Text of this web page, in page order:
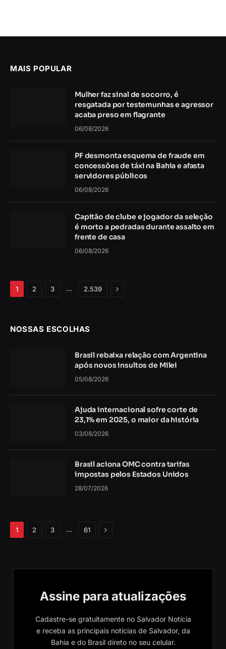
MAIS POPULAR
Mulher faz sinal de socorro, é
resgatada por testemunhas e agressor
acaba preso em flagrante
06/08/2026
PF desmonta esquema de fraude em
concessões de táxi na Bahia e afasta
servidores públicos
06/08/2026
Capitão de clube e jogador da seleção
é morto a pedradas durante assalto em
frente de casa
06/08/2026
1 2 3 … 2.539 Próximo
NOSSAS ESCOLHAS
Brasil rebaixa relação com Argentina
após novos insultos de Milei
05/08/2026
Ajuda internacional sofre corte de
23,1% em 2025, o maior da história
03/08/2026
Brasil aciona OMC contra tarifas
impostas pelos Estados Unidos
28/07/2026
1 2 3 … 61 Próximo
Assine para atualizações
Cadastre-se gratuitamente no Salvador Notícia
e receba as principais notícias de Salvador, da
Bahia e do Brasil direto no seu celular.